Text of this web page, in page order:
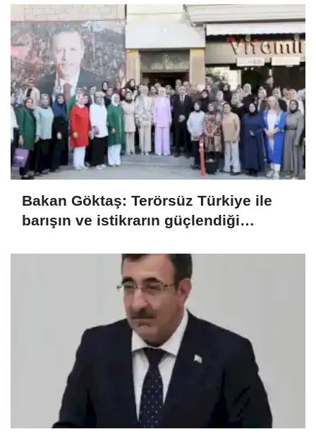
Bakan Göktaş: Terörsüz Türkiye ile
barışın ve istikrarın güçlendiği